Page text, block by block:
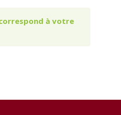
à votre